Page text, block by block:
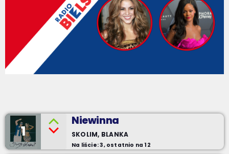
1
Niewinna
SKOLIM, BLANKA
Na liście: 3, ostatnio na 12